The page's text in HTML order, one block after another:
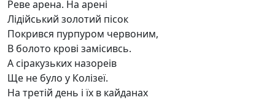
Реве арена. На арені
Лідійський золотий пісок
Покрився пурпуром червоним,
В болото крові замісивсь.
А сіракузьких назореів
Ще не було у Колізеї.
На третій день і їх в кайданах